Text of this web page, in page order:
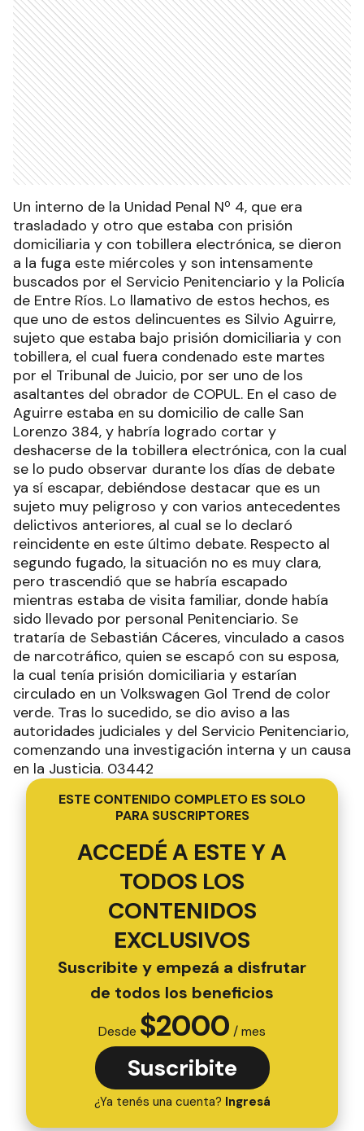
Un interno de la Unidad Penal Nº 4, que era
trasladado y otro que estaba con prisión
domiciliaria y con tobillera electrónica, se dieron
a la fuga este miércoles y son intensamente
buscados por el Servicio Penitenciario y la Policía
de Entre Ríos. Lo llamativo de estos hechos, es
que uno de estos delincuentes es Silvio Aguirre,
sujeto que estaba bajo prisión domiciliaria y con
tobillera, el cual fuera condenado este martes
por el Tribunal de Juicio, por ser uno de los
asaltantes del obrador de COPUL. En el caso de
Aguirre estaba en su domicilio de calle San
Lorenzo 384, y habría logrado cortar y
deshacerse de la tobillera electrónica, con la cual
se lo pudo observar durante los días de debate
ya sí escapar, debiéndose destacar que es un
sujeto muy peligroso y con varios antecedentes
delictivos anteriores, al cual se lo declaró
reincidente en este último debate. Respecto al
segundo fugado, la situación no es muy clara,
pero trascendió que se habría escapado
mientras estaba de visita familiar, donde había
sido llevado por personal Penitenciario. Se
trataría de Sebastián Cáceres, vinculado a casos
de narcotráfico, quien se escapó con su esposa,
la cual tenía prisión domiciliaria y estarían
circulado en un Volkswagen Gol Trend de color
verde. Tras lo sucedido, se dio aviso a las
autoridades judiciales y del Servicio Penitenciario,
comenzando una investigación interna y un causa
en la Justicia. 03442
ESTE CONTENIDO COMPLETO ES SOLO
PARA SUSCRIPTORES
ACCEDÉ A ESTE Y A
TODOS LOS
CONTENIDOS
EXCLUSIVOS
Suscribite y empezá a disfrutar
de todos los beneficios
Desde $2000 / mes
Suscribite
¿Ya tenés una cuenta? Ingresá